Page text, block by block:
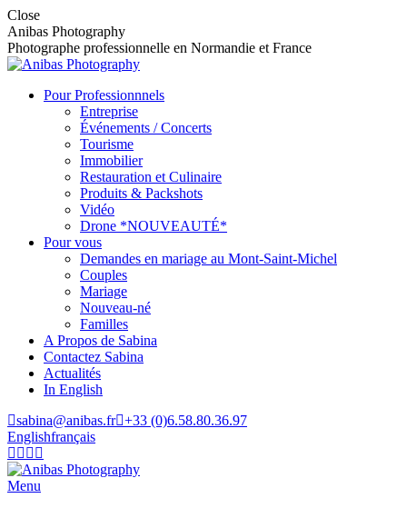
Skip
to
content
Close
Anibas Photography
Photographe professionnelle en Normandie et France
Pour Professionnnels
Entreprise
Événements / Concerts
Tourisme
Immobilier
Restauration et Culinaire
Produits & Packshots
Vidéo
Drone *NOUVEAUTÉ*
Pour vous
Demandes en mariage au Mont-Saint-Michel
Couples
Mariage
Nouveau-né
Familles
A Propos de Sabina
Contactez Sabina
Actualités
In English
sabina@anibas.fr +33 (0)6.58.80.36.97
Englishfrançais
Facebook
page
opens
Linkedin
page
opens
Instagram
page
opens
page
Menu